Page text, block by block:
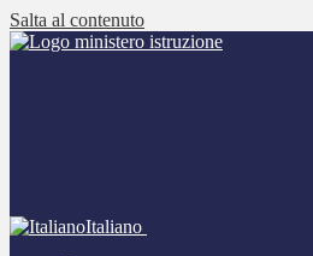
Salta al contenuto
Italiano